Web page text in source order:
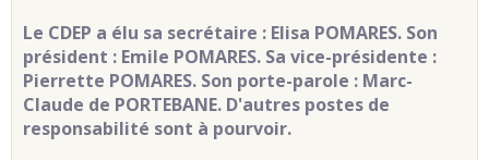
Le CDEP a élu sa secrétaire : Elisa POMARES. Son
président : Emile POMARES. Sa vice-présidente :
Pierrette POMARES. Son porte-parole : Marc-
Claude de PORTEBANE. D'autres postes de
responsabilité sont à pourvoir.